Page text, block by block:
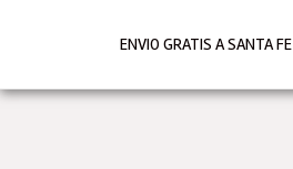
ENVIO GRATIS A SANTA FE